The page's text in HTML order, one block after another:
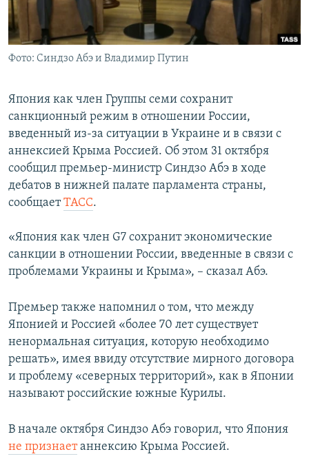
ПОБЕДИТЕЛЕЙ НЕ СУДЯТ?
КРЫМ.НЕПОКОРЕННЫЙ
ELIFBE
ПРИСОЕДИНЯЙТЕСЬ!
Все сайты RFE/RL
Фото: Синдзо Абэ и Владимир Путин
Япония как член Группы семи сохранит
санкционный режим в отношении России,
введенный из-за ситуации в Украине и в связи с
аннексией Крыма Россией. Об этом 31 октября
сообщил премьер-министр Синдзо Абэ в ходе
дебатов в нижней палате парламента страны,
сообщаетТАСС.
«Япония как член G7 сохранит экономические
санкции в отношении России, введенные в связи с
проблемами Украины и Крыма», – сказал Абэ.
Премьер также напомнил о том, что между
Японией и Россией «более 70 лет существует
ненормальная ситуация, которую необходимо
решать», имея ввиду отсутствие мирного договора
и проблему «северных территорий», как в Японии
называют российские южные Курилы.
В начале октября Синдзо Абэ говорил, что Япония
не признаетаннексию Крыма Россией.